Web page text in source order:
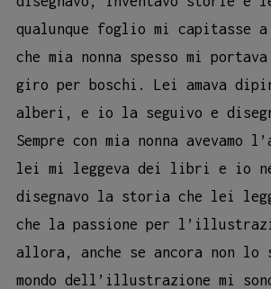
qualunque foglio mi capitasse
che mia nonna spesso mi
giro per boschi. Lei amava
alberi, e io la seguivo e
Sempre con mia nonna avevamo
lei mi leggeva dei libri e io
disegnavo la storia che lei
che la passione per
allora, anche se ancora non lo
mondo dell’illustrazione mi sono